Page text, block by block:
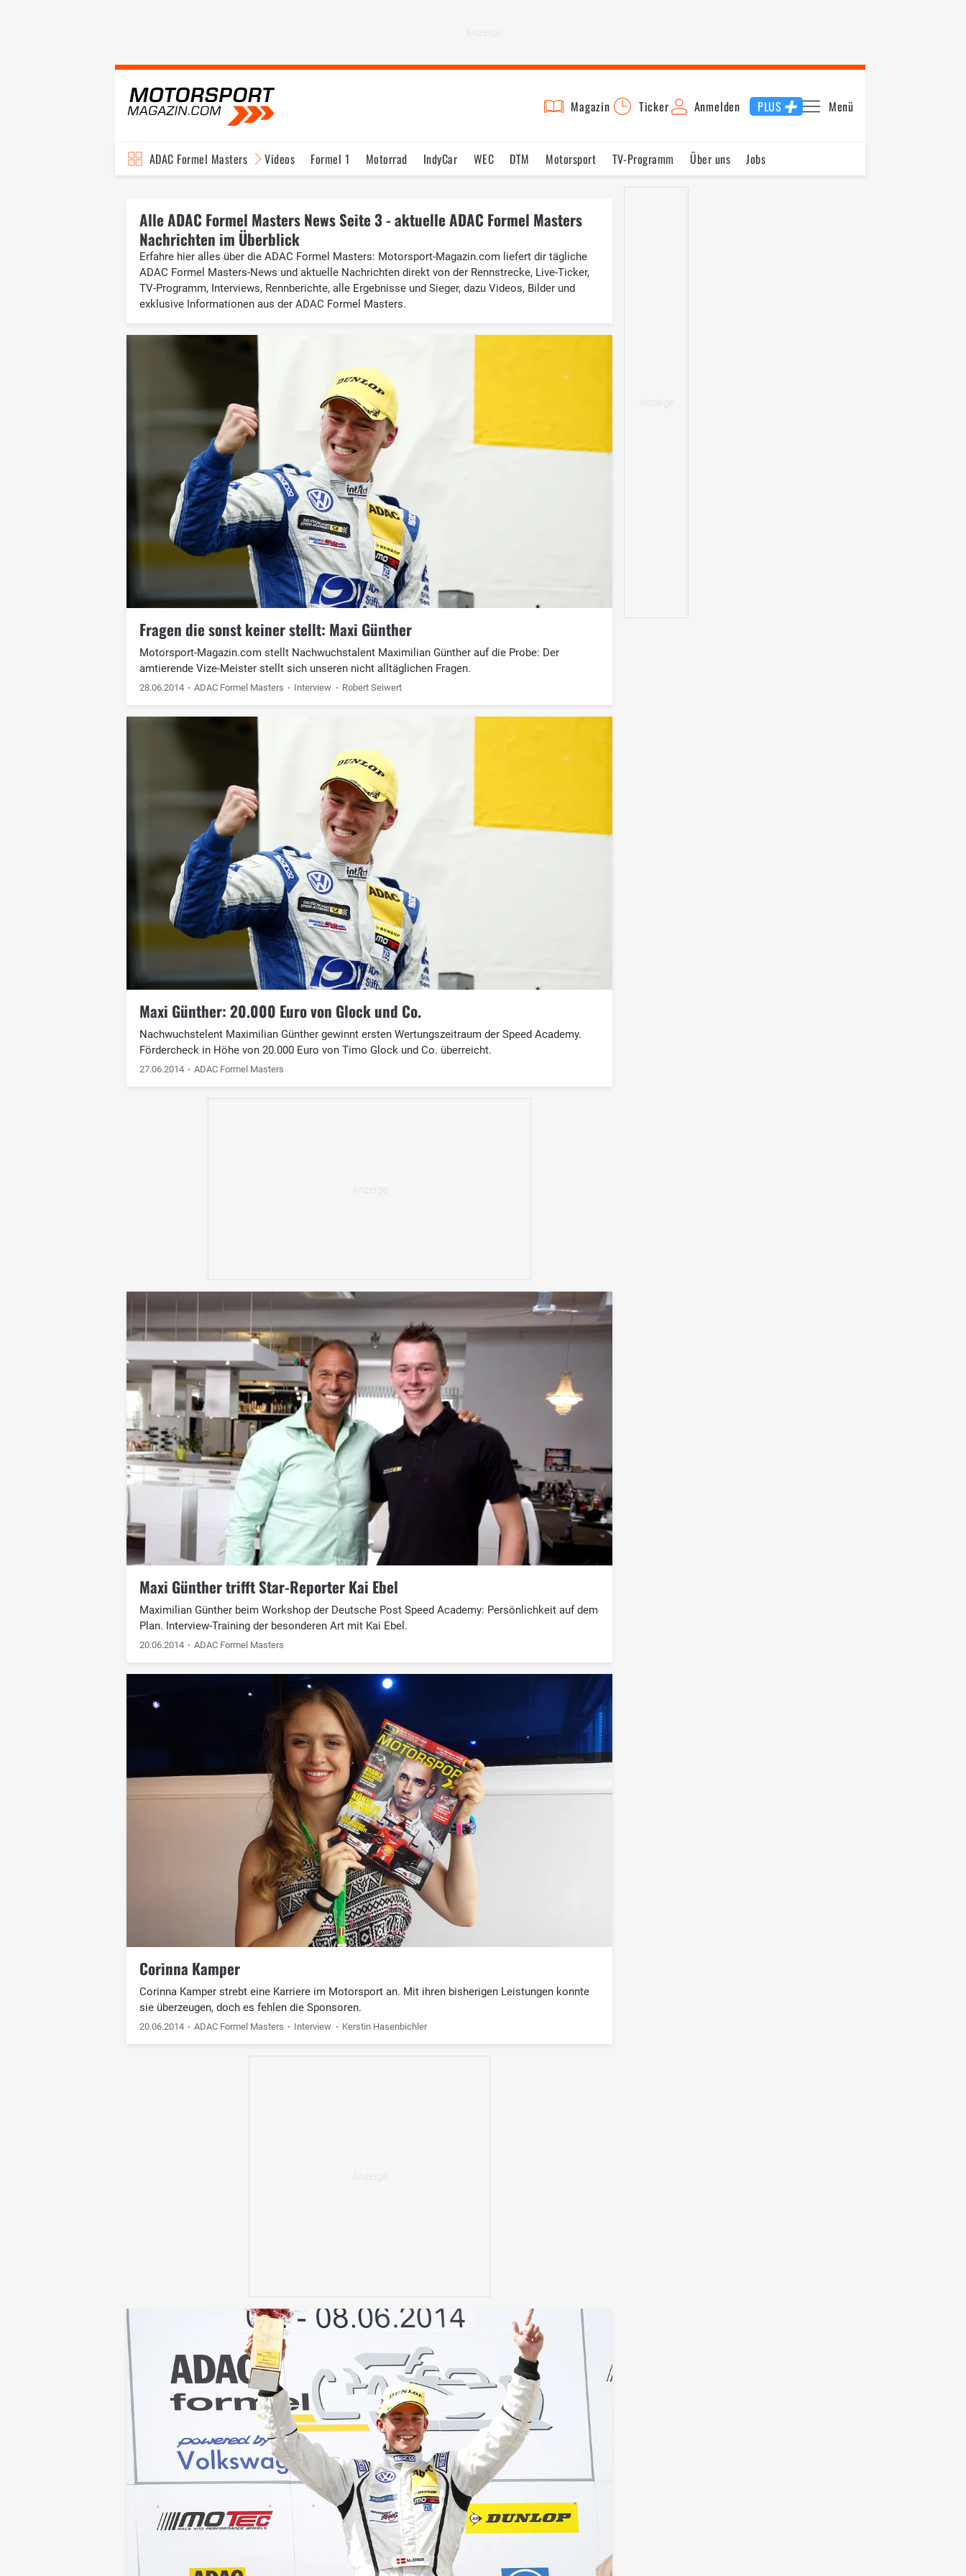
Magazin Ticker Anmelden PLUS Menü
ADAC Formel Masters Videos Formel 1 Motorrad IndyCar WEC DTM Motorsport TV-Programm Über uns Jobs
Alle ADAC Formel Masters News Seite 3 - aktuelle ADAC Formel Masters
Nachrichten im Überblick
Erfahre hier alles über die ADAC Formel Masters: Motorsport-Magazin.com liefert dir tägliche
ADAC Formel Masters-News und aktuelle Nachrichten direkt von der Rennstrecke, Live-Ticker,
TV-Programm, Interviews, Rennberichte, alle Ergebnisse und Sieger, dazu Videos, Bilder und
exklusive Informationen aus der ADAC Formel Masters.
Fragen die sonst keiner stellt: Maxi Günther
Motorsport-Magazin.com stellt Nachwuchstalent Maximilian Günther auf die Probe: Der
amtierende Vize-Meister stellt sich unseren nicht alltäglichen Fragen.
28.06.2014 ADAC Formel Masters Interview Robert Seiwert
Maxi Günther: 20.000 Euro von Glock und Co.
Nachwuchstelent Maximilian Günther gewinnt ersten Wertungszeitraum der Speed Academy.
Fördercheck in Höhe von 20.000 Euro von Timo Glock und Co. überreicht.
27.06.2014 ADAC Formel Masters
Maxi Günther trifft Star-Reporter Kai Ebel
Maximilian Günther beim Workshop der Deutsche Post Speed Academy: Persönlichkeit auf dem
Plan. Interview-Training der besonderen Art mit Kai Ebel.
20.06.2014 ADAC Formel Masters
Corinna Kamper
Corinna Kamper strebt eine Karriere im Motorsport an. Mit ihren bisherigen Leistungen konnte
sie überzeugen, doch es fehlen die Sponsoren.
20.06.2014 ADAC Formel Masters Interview Kerstin Hasenbichler